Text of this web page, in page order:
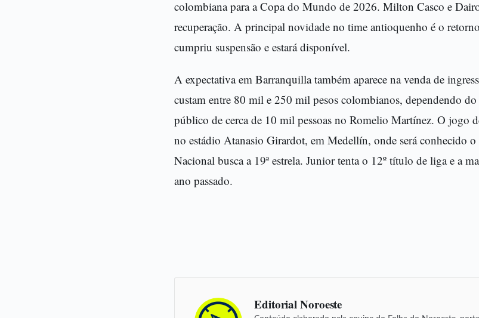
colombiana para a Copa do Mundo de 2026. Milton Casco e
recuperação. A principal novidade no time antioquenho é o
cumpriu suspensão e estará disponível.
A expectativa em Barranquilla também aparece na venda de
custam entre 80 mil e 250 mil pesos colombianos, dependendo
público de cerca de 10 mil pessoas no Romelio Martínez. O jogo
no estádio Atanasio Girardot, em Medellín, onde será conhecido o
Nacional busca a 19ª estrela. Junior tenta o 12º título de liga e a
ano passado.
Editorial Noroeste